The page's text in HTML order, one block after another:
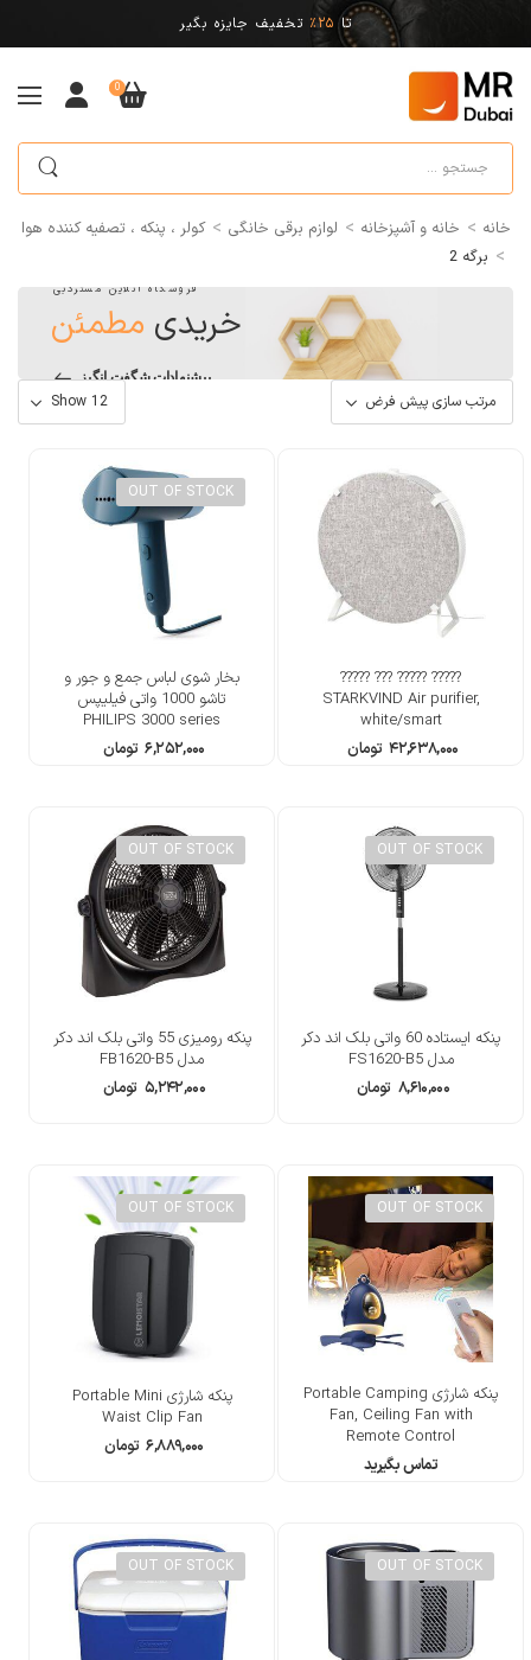
تا 25% تخفیف جایزه بگیر
0
خانه > خانه و آشپزخانه > لوازم برقی خانگی > کولر ، پنکه ، تصفیه کننده هوا
> برگه 2
فروشگاه آنلاین مستردبی
خریدی مطمئن
پیشنهادات شگفت انگیز
????? ????? ??? ?????
STARKVIND Air purifier,
white/smart
۴۲,۶۳۸,۰۰۰ تومان
OUT OF STOCK
بخار شوی لباس جمع و جور و
تاشو 1000 واتی فیلیپس
PHILIPS 3000 series
Compact and foldable
Handheld Steamer
۶,۲۵۲,۰۰۰ تومان
OUT OF STOCK
پنکه ایستاده 60 واتی بلک اند دکر
مدل FS1620-B5
۸,۶۱۰,۰۰۰ تومان
OUT OF STOCK
پنکه رومیزی 55 واتی بلک اند دکر
مدل FB1620-B5
۵,۲۴۲,۰۰۰ تومان
OUT OF STOCK
پنکه شارژی Portable Camping
Fan, Ceiling Fan with
Remote Control
تماس بگیرید
OUT OF STOCK
پنکه شارژی Portable Mini
Waist Clip Fan
۶,۸۸۹,۰۰۰ تومان
OUT OF STOCK
OUT OF STOCK